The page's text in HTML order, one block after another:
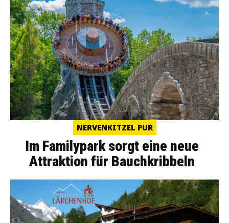
NERVENKITZEL PUR
Im Familypark sorgt eine neue
Attraktion für Bauchkribbeln